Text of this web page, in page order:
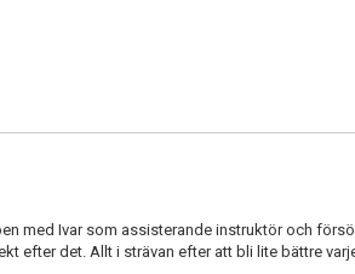
med Ivar som assisterande instruktör och
efter det. Allt i strävan efter att bli lite bättre